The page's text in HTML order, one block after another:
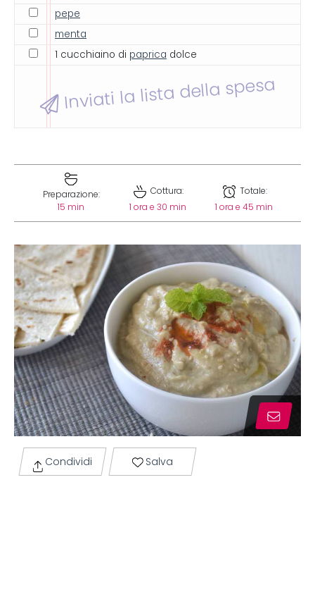
pepe
menta
1 cucchiaino di paprica dolce
Inviati la lista della spesa
Preparazione:
15 min
Cottura:
1 ora e 30 min
Totale:
1 ora e 45 min
Condividi Salva